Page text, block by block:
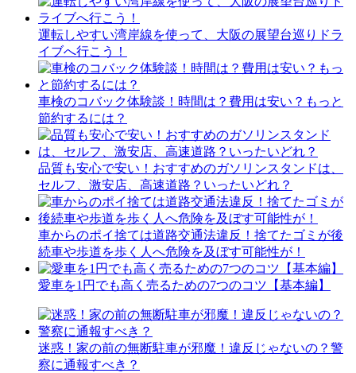
運転しやすい湾岸線を使って、大阪の展望台巡りドラ
イブへ行こう！
車検のコバック体験談！時間は？費用は安い？もっと
節約するには？
品質も安心で安い！おすすめのガソリンスタンドは、
セルフ、激安店、高速道路？いったいどれ？
車からのポイ捨ては道路交通法違反！捨てたゴミが後
続車や歩道を歩く人へ危険を及ぼす可能性が！
愛車を1円でも高く売るための7つのコツ【基本編】
迷惑！家の前の無断駐車が邪魔！違反じゃないの？警
察に通報すべき？